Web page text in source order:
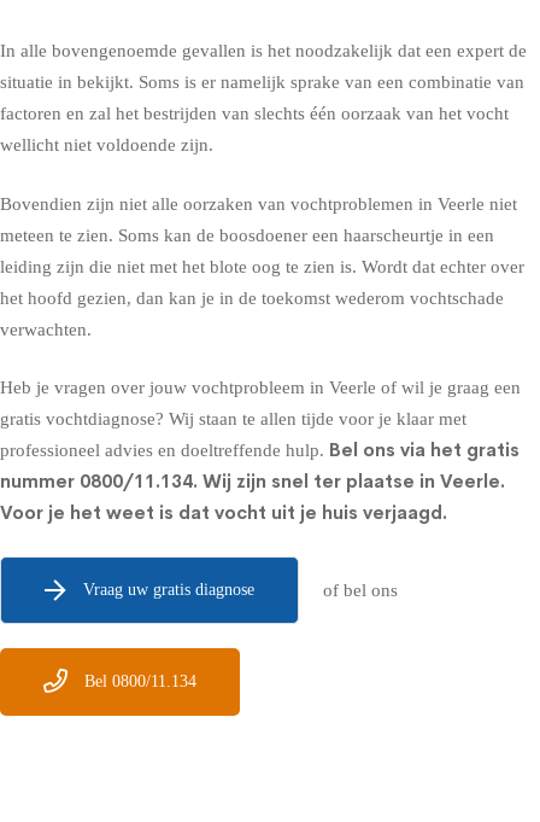
In alle bovengenoemde gevallen is het noodzakelijk dat een expert de
situatie in bekijkt. Soms is er namelijk sprake van een combinatie van
factoren en zal het bestrijden van slechts één oorzaak van het vocht
wellicht niet voldoende zijn.
Bovendien zijn niet alle oorzaken van vochtproblemen in Veerle niet
meteen te zien. Soms kan de boosdoener een haarscheurtje in een
leiding zijn die niet met het blote oog te zien is. Wordt dat echter over
het hoofd gezien, dan kan je in de toekomst wederom vochtschade
verwachten.
Heb je vragen over jouw vochtprobleem in Veerle of wil je graag een
gratis vochtdiagnose? Wij staan te allen tijde voor je klaar met
professioneel advies en doeltreffende hulp. Bel ons via het gratis
nummer 0800/11.134. Wij zijn snel ter plaatse in Veerle.
Voor je het weet is dat vocht uit je huis verjaagd.
Vraag uw gratis diagnose of bel ons
Bel 0800/11.134